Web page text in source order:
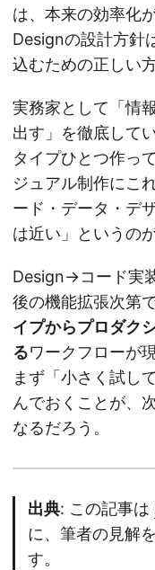
は、本来の効率化
Designの設計方針
込むための正しい
実務家として「情
出す」を徹底して
タイプひとつ作っ
ジュアル制作にこ
ード・データ・デ
は近い」というの
Design→コード実
後の機能拡張次第
イプからプロダク
るワークフローが
まず「小さく試し
んでおくことが、
なるだろう。
出典: この記事は
に、筆者の見解
す。